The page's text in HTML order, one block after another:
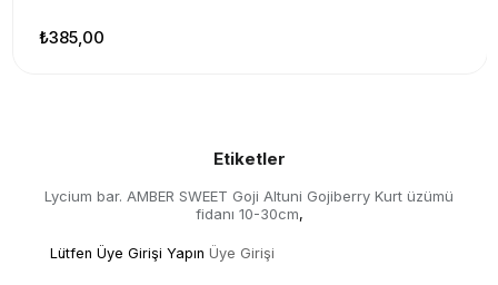
₺385,00
Etiketler
Lycium bar. AMBER SWEET Goji Altuni Gojiberry Kurt üzümü
fidanı 10-30cm,
Lütfen Üye Girişi Yapın Üye Girişi